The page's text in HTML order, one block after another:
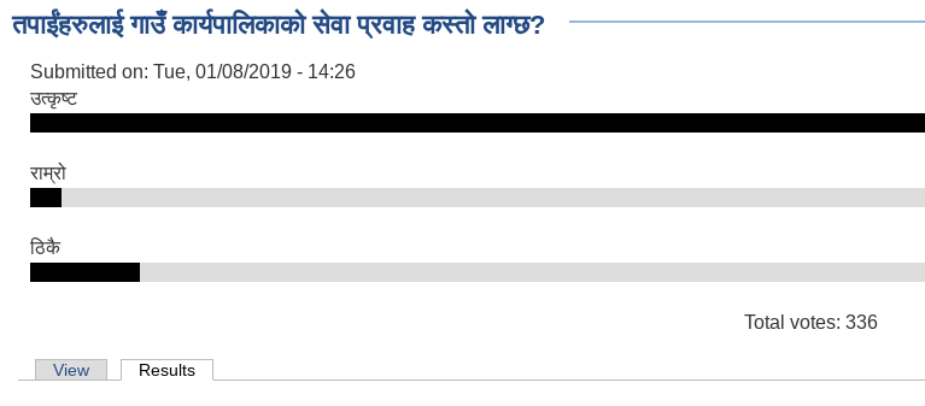
तपाईंहरुलाई गाउँ कार्यपालिकाको सेवा प्रवाह कस्तो लाग्छ?
Submitted on: Tue, 01/08/2019 - 14:26
उत्कृष्ट
राम्रो
ठिकै
Total votes: 336
Primary tabs
View Results